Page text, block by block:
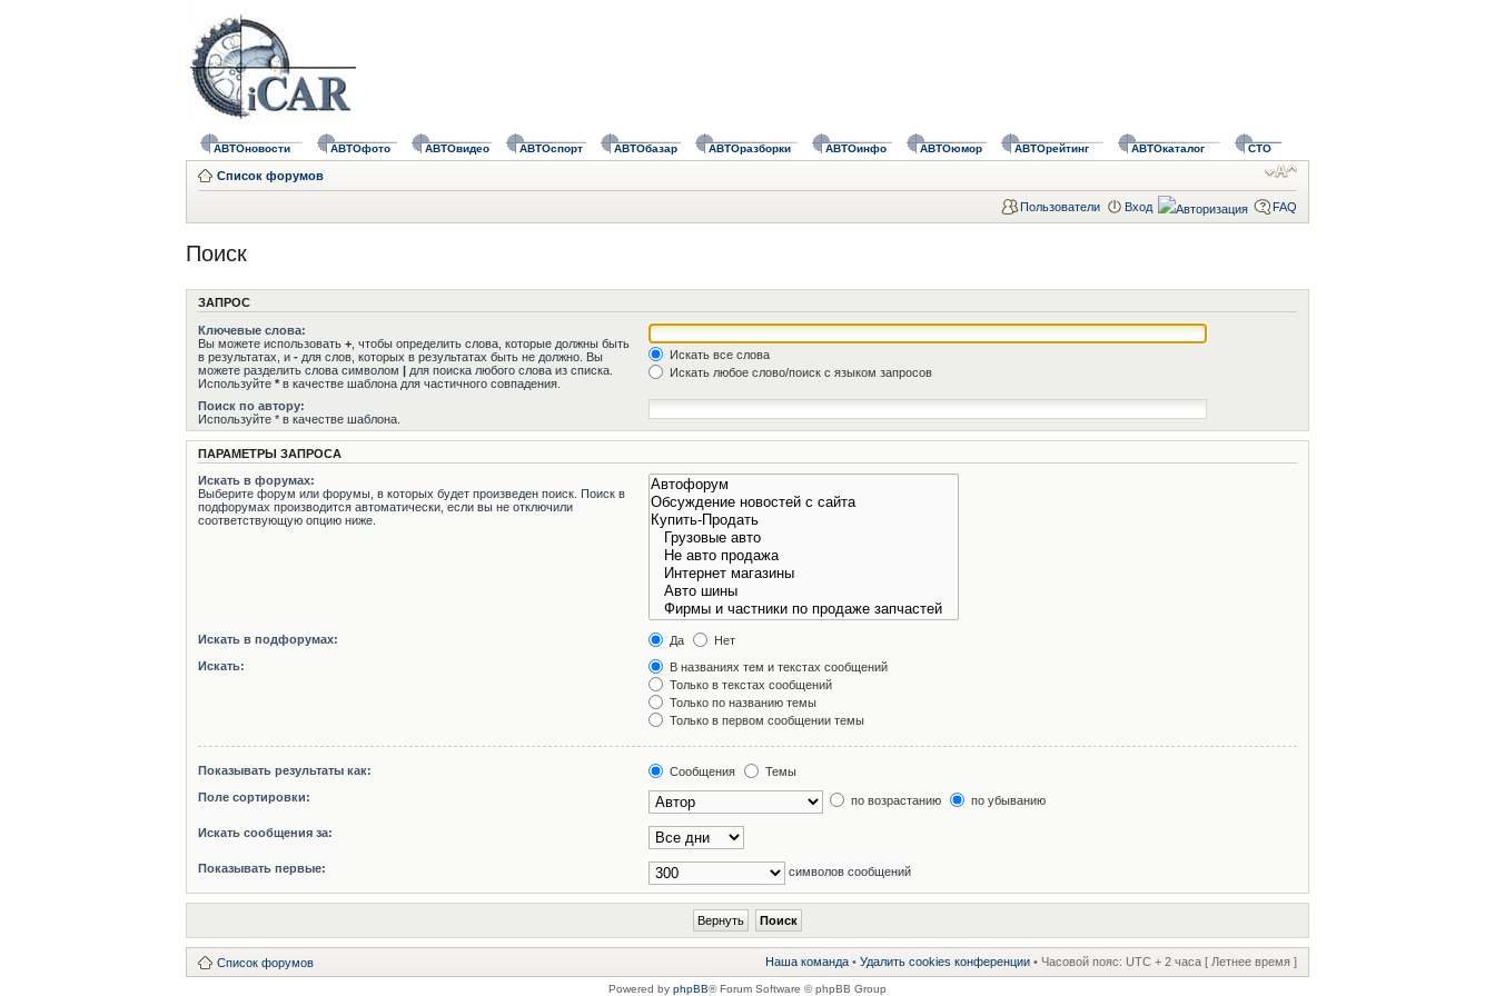
АВТОновости АВТОфото АВТОвидео АВТОспорт АВТОбазар АВТОразборки АВТОинфо АВТОюмор АВТОрейтинг АВТОкаталог СТО
Список форумов
Пользователи Вход FAQ
Поиск
ЗАПРОС
Ключевые слова:
Вы можете использовать + , чтобы определить слова, которые должны быть
в результатах, и - для слов, которых в результатах быть не должно. Вы
можете разделить слова символом | для поиска любого слова из списка.
Используйте * в качестве шаблона для частичного совпадения.
Искать все слова
Искать любое слово/поиск с языком запросов
Поиск по автору:
Используйте * в качестве шаблона.
ПАРАМЕТРЫ ЗАПРОСА
Искать в форумах:
Выберите форум или форумы, в которых будет произведен поиск. Поиск в
подфорумах производится автоматически, если вы не отключили
соответствующую опцию ниже.
Искать в подфорумах: Да
Нет
Искать:
В названиях тем и текстах сообщений
Только в текстах сообщений
Только по названию темы
Только в первом сообщении темы
Показывать результаты как: Сообщения
Темы
Поле сортировки:
по возрастанию по убыванию
Искать сообщения за:
Показывать первые: символов сообщений
Список форумов Наша команда • Удалить cookies конференции • Часовой пояс: UTC + 2 часа [ Летнее время ]
Powered by phpBB® Forum Software © phpBB Group